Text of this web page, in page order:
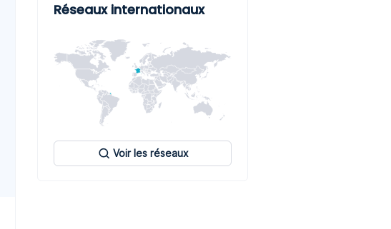
Réseaux internationaux
Voir les réseaux